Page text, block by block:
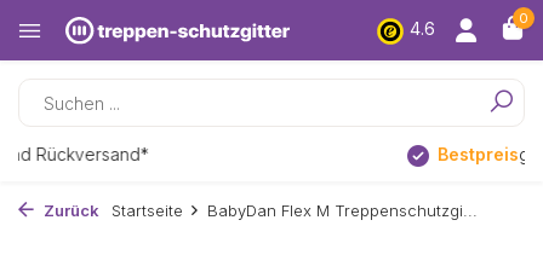
4.6
0
Zurück Startseite BabyDan Flex M Treppenschutzgi...